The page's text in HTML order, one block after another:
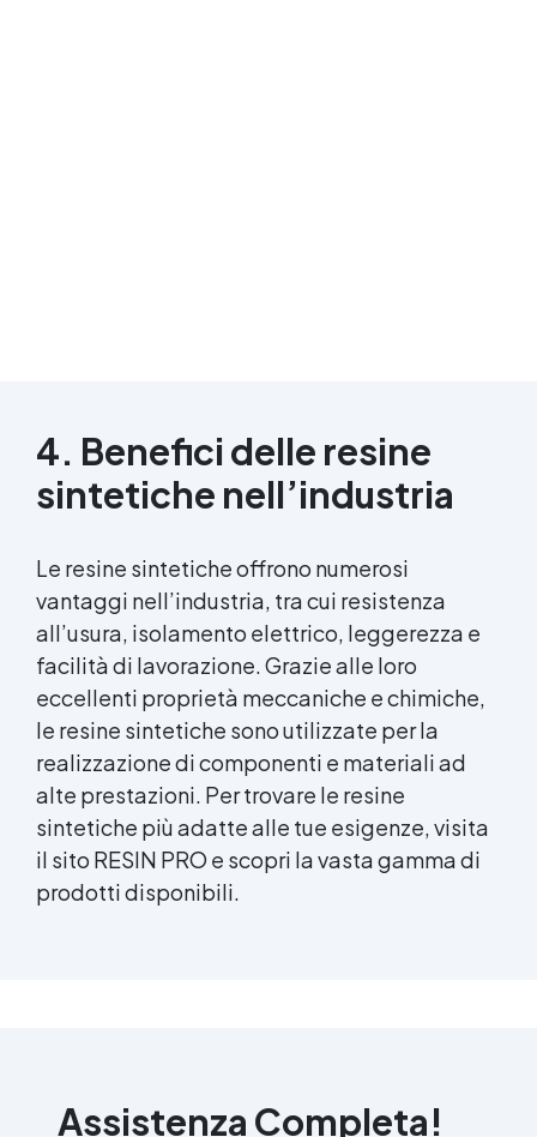
4. Benefici delle resine
sintetiche nell’industria
Le resine sintetiche offrono numerosi
vantaggi nell’industria, tra cui resistenza
all’usura, isolamento elettrico, leggerezza e
facilità di lavorazione. Grazie alle loro
eccellenti proprietà meccaniche e chimiche,
le resine sintetiche sono utilizzate per la
realizzazione di componenti e materiali ad
alte prestazioni. Per trovare le resine
sintetiche più adatte alle tue esigenze, visita
il sito RESIN PRO e scopri la vasta gamma di
prodotti disponibili.
Assistenza Completa!